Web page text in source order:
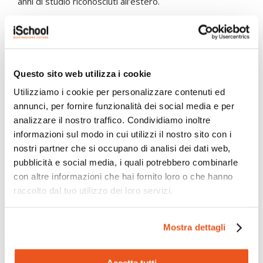
Questo sito web utilizza i cookie
Utilizziamo i cookie per personalizzare contenuti ed
annunci, per fornire funzionalità dei social media e per
analizzare il nostro traffico. Condividiamo inoltre
informazioni sul modo in cui utilizzi il nostro sito con i
nostri partner che si occupano di analisi dei dati web,
pubblicità e social media, i quali potrebbero combinarle
con altre informazioni che hai fornito loro o che hanno
raccolto dal tuo utilizzo dei loro servizi.
Mostra dettagli
LE STORIE PIÙ RECENTI
nazionale HBSC 2025/2026